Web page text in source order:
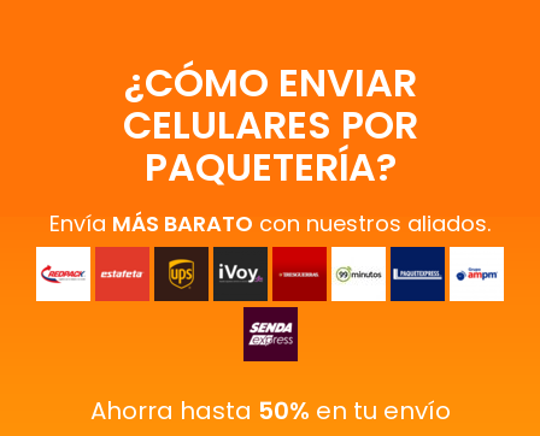
¿CÓMO ENVIAR
CELULARES POR
PAQUETERÍA?
Envía MÁS BARATO con nuestros aliados.
Ahorra hasta 50% en tu envío